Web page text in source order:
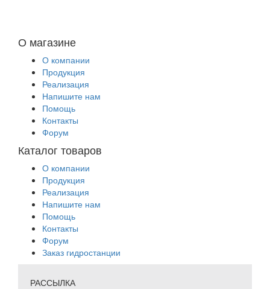
О магазине
О компании
Продукция
Реализация
Напишите нам
Помощь
Контакты
Форум
Каталог товаров
О компании
Продукция
Реализация
Напишите нам
Помощь
Контакты
Форум
Заказ гидростанции
РАССЫЛКА